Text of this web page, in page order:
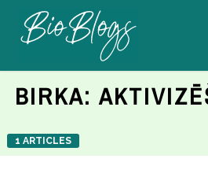
BIRKA:
1 ARTICLES